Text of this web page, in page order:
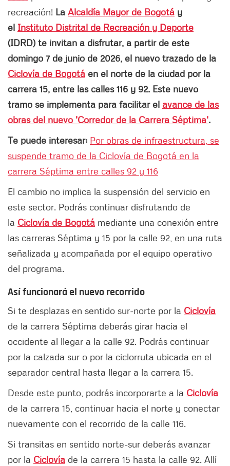
recreación! La Alcaldía Mayor de Bogotá y
el Instituto Distrital de Recreación y Deporte
(IDRD) te invitan a disfrutar, a partir de este
domingo 7 de junio de 2026, el nuevo trazado de la
Ciclovía de Bogotá en el norte de la ciudad por la
carrera 15, entre las calles 116 y 92. Este nuevo
tramo se implementa para facilitar el avance de las
obras del nuevo 'Corredor de la Carrera Séptima'.
Te puede interesar: Por obras de infraestructura, se
suspende tramo de la Ciclovía de Bogotá en la
carrera Séptima entre calles 92 y 116
El cambio no implica la suspensión del servicio en
este sector. Podrás continuar disfrutando de
la Ciclovía de Bogotá mediante una conexión entre
las carreras Séptima y 15 por la calle 92, en una ruta
señalizada y acompañada por el equipo operativo
del programa.
Así funcionará el nuevo recorrido
Si te desplazas en sentido sur-norte por la Ciclovía
de la carrera Séptima deberás girar hacia el
occidente al llegar a la calle 92. Podrás continuar
por la calzada sur o por la ciclorruta ubicada en el
separador central hasta llegar a la carrera 15.
Desde este punto, podrás incorporarte a la Ciclovía
de la carrera 15, continuar hacia el norte y conectar
nuevamente con el recorrido de la calle 116.
Si transitas en sentido norte-sur deberás avanzar
por la Ciclovía de la carrera 15 hasta la calle 92. Allí